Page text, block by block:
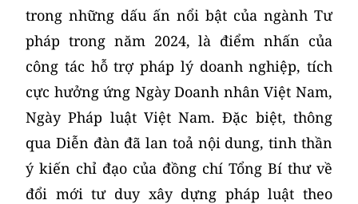
trong những dấu ấn nổi bật của ngành Tư
pháp trong năm 2024, là điểm nhấn của
công tác hỗ trợ pháp lý doanh nghiệp, tích
cực hưởng ứng Ngày Doanh nhân Việt Nam,
Ngày Pháp luật Việt Nam. Đặc biệt, thông
qua Diễn đàn đã lan toả nội dung, tinh thần
ý kiến chỉ đạo của đồng chí Tổng Bí thư về
đổi mới tư duy xây dựng pháp luật theo